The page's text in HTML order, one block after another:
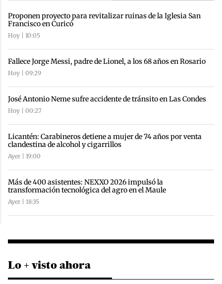
Proponen proyecto para revitalizar ruinas de la Iglesia San
Francisco en Curicó
Hoy | 10:05
Fallece Jorge Messi, padre de Lionel, a los 68 años en Rosario
Hoy | 09:29
José Antonio Neme sufre accidente de tránsito en Las Condes
Hoy | 00:27
Licantén: Carabineros detiene a mujer de 74 años por venta
clandestina de alcohol y cigarrillos
Ayer | 19:00
Más de 400 asistentes: NEXXO 2026 impulsó la
transformación tecnológica del agro en el Maule
Ayer | 18:35
Lo + visto ahora